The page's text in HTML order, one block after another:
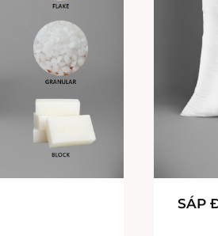
SÁP